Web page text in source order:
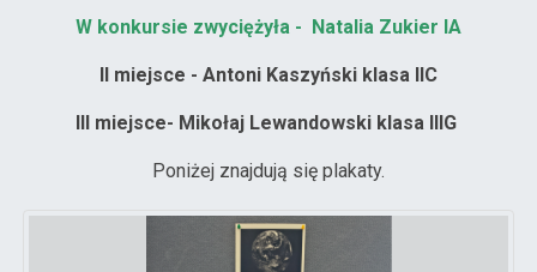
W konkursie zwyciężyła - Natalia Zukier IA
II miejsce - Antoni Kaszyński klasa IIC
III miejsce- Mikołaj Lewandowski klasa IIIG
Poniżej znajdują się plakaty.